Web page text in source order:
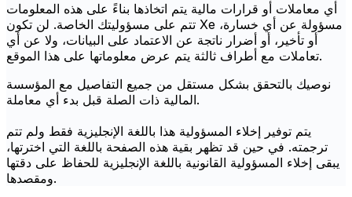
أي معاملات أو قرارات مالية يتم اتخاذها بناءً على هذه المعلومات
تتم على مسؤوليتك الخاصة. لن تكون Xe مسؤولة عن أي خسارة،
أو تأخير، أو أضرار ناتجة عن الاعتماد على البيانات، ولا عن أي
تعاملات مع أطراف ثالثة يتم عرض معلوماتها على هذا الموقع.
نوصيك بالتحقق بشكل مستقل من جميع التفاصيل مع المؤسسة
المالية ذات الصلة قبل بدء أي معاملة.
يتم توفير إخلاء المسؤولية هذا باللغة الإنجليزية فقط ولم تتم
ترجمته. في حين قد تظهر بقية هذه الصفحة باللغة التي اخترتها،
يبقى إخلاء المسؤولية القانونية باللغة الإنجليزية للحفاظ على دقتها
ومقصدها.